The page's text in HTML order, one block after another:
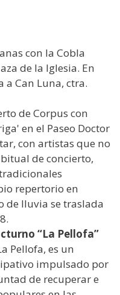
con la Cobla
de la Iglesia. En
a Can Luna, ctra.
de Corpus con
en el Paseo Doctor
con artistas que no
de concierto,
repertorio en
de lluvia se traslada
“La Pellofa”
Pellofa, es un
impulsado por
de recuperar e